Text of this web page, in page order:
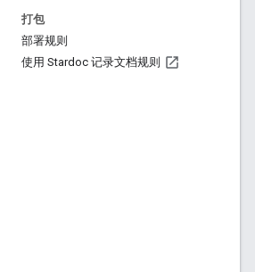
打包
部署规则
使用 Stardoc 记录文档规则